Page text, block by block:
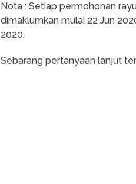
Nota : Setiap permohonan
dimaklumkan mulai 22 Jun
2020.
Sebarang pertanyaan lanjut